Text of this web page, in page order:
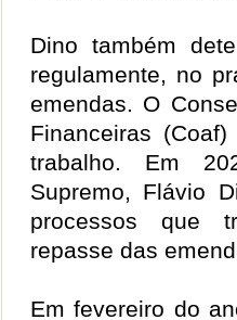
Dino também
regulamente, no
emendas. O
Financeiras
trabalho. Em
Supremo, Flávio
processos que
repasse das
Em fevereiro do